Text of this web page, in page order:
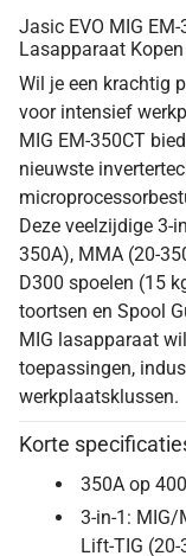
Jasic EVO MIG
Lasapparaat
Wil je een krachtig
voor intensief
MIG EM-350CT
nieuwste
Deze veelzijdige 3-
350A), MMA (20-
D300 spoelen (15
toortsen en Spool
MIG lasapparaat
toepassingen,
werkplaatsklussen.
Korte
350A op
3-in-1: MIG/
Lift-TIG (20-